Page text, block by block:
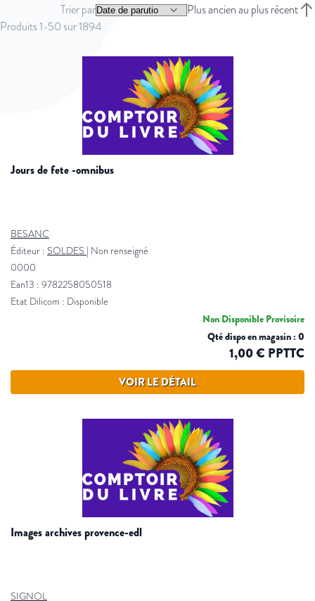
Produits1-50 sur1894
Trier par
Plus ancien au plus récent
jours de fete -omnibus
BESANC
Éditeur : SOLDES | Non renseigné
0000
Ean13 : 9782258050518
Etat Dilicom : Disponible
Non Disponible Provisoire
Qté dispo en magasin : 0
1,00 € PPTTC
VOIR LE DÉTAIL
images archives provence-edl
SIGNOL